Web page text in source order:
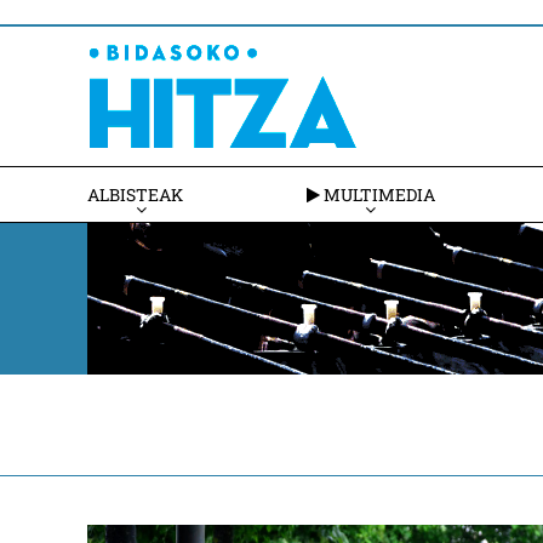
ALBISTEAK MULTIMEDIA